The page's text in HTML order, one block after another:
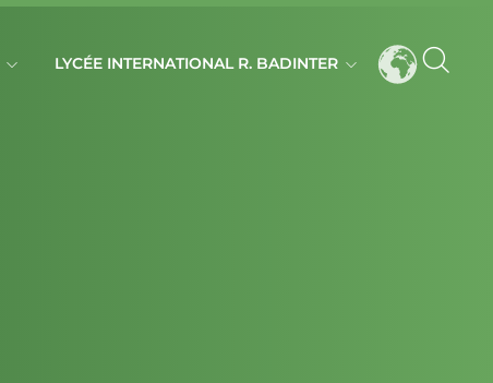
LYCÉE INTERNATIONAL R. BADINTER